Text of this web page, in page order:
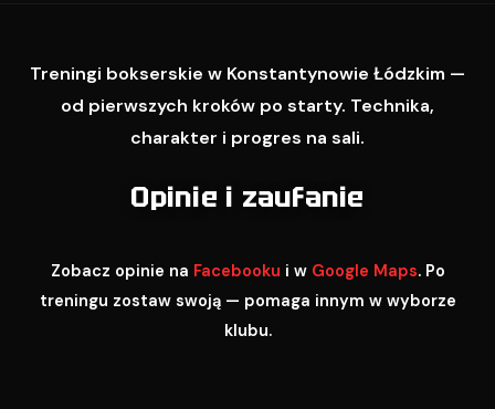
Treningi bokserskie w Konstantynowie Łódzkim —
od pierwszych kroków po starty. Technika,
charakter i progres na sali.
Opinie i zaufanie
Zobacz opinie na Facebooku i w Google Maps. Po
treningu zostaw swoją — pomaga innym w wyborze
klubu.